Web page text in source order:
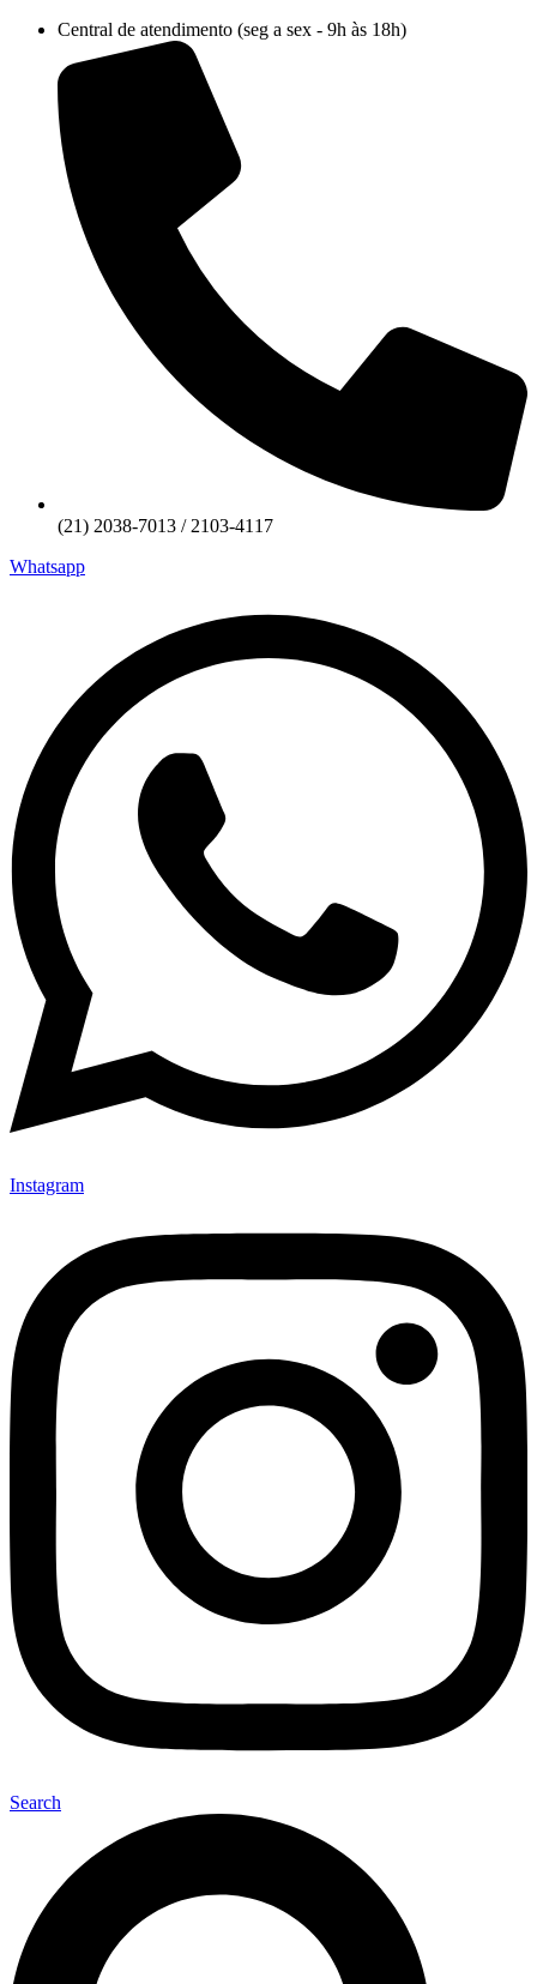
conteúdo
Central de atendimento (seg a sex - 9h às 18h)
(21) 2038-7013 / 2103-4117
Whatsapp
Instagram
Search